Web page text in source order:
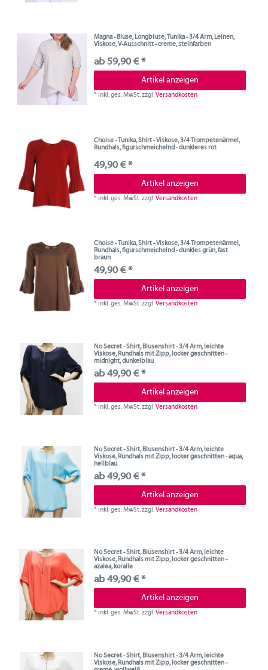
Magna - Bluse, Longbluse, Tunika - 3/4 Arm, Leinen,
Viskose, V-Ausschnitt - creme, steinfarben
ab 59,90 € *
Artikel anzeigen
*inkl. ges. MwSt.zzgl.Versandkosten
Choise - Tunika, Shirt - Viskose, 3/4 Trompetenärmel,
Rundhals, figurschmeichelnd - dunkleres rot
49,90 € *
Artikel anzeigen
*inkl. ges. MwSt.zzgl.Versandkosten
Choise - Tunika, Shirt - Viskose, 3/4 Trompetenärmel,
Rundhals, figurschmeichelnd - dunkles grün, fast
braun
49,90 € *
Artikel anzeigen
*inkl. ges. MwSt.zzgl.Versandkosten
No Secret - Shirt, Blusenshirt - 3/4 Arm, leichte
Viskose, Rundhals mit Zipp, locker geschnitten -
midnight, dunkelblau
ab 49,90 € *
Artikel anzeigen
*inkl. ges. MwSt.zzgl.Versandkosten
No Secret - Shirt, Blusenshirt - 3/4 Arm, leichte
Viskose, Rundhals mit Zipp, locker geschnitten - aqua,
hellblau
ab 49,90 € *
Artikel anzeigen
*inkl. ges. MwSt.zzgl.Versandkosten
No Secret - Shirt, Blusenshirt - 3/4 Arm, leichte
Viskose, Rundhals mit Zipp, locker geschnitten -
azalea, koralle
ab 49,90 € *
Artikel anzeigen
*inkl. ges. MwSt.zzgl.Versandkosten
No Secret - Shirt, Blusenshirt - 3/4 Arm, leichte
Viskose, Rundhals mit Zipp, locker geschnitten -